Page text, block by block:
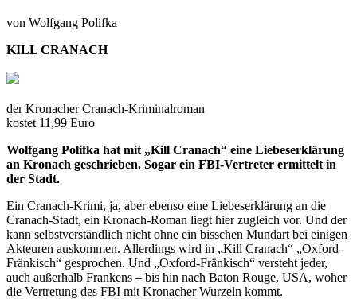
von Wolfgang Polifka
KILL CRANACH
der Kronacher Cranach-Kriminalroman
kostet 11,99 Euro
Wolfgang Polifka hat mit „Kill Cranach“ eine Liebeserklärung
an Kronach geschrieben. Sogar ein FBI-Vertreter ermittelt in
der Stadt.
Ein Cranach-Krimi, ja, aber ebenso eine Liebeserklärung an die
Cranach-Stadt, ein Kronach-Roman liegt hier zugleich vor. Und der
kann selbstverständlich nicht ohne ein bisschen Mundart bei einigen
Akteuren auskommen. Allerdings wird in „Kill Cranach“ „Oxford-
Fränkisch“ gesprochen. Und „Oxford-Fränkisch“ versteht jeder,
auch außerhalb Frankens – bis hin nach Baton Rouge, USA, woher
die Vertretung des FBI mit Kronacher Wurzeln kommt.